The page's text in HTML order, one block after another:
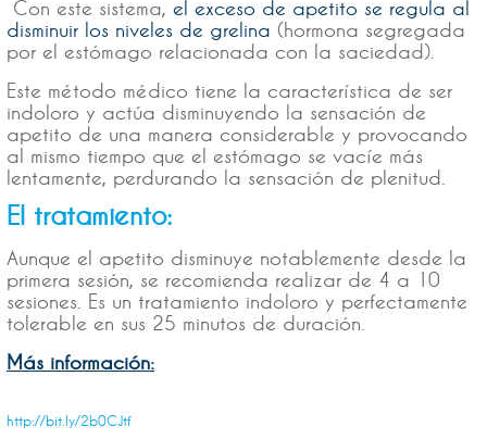
Con este sistema, el exceso de apetito se regula al
disminuir los niveles de grelina (hormona segregada
por el estómago relacionada con la saciedad).
Este método médico tiene la característica de ser
indoloro y actúa disminuyendo la sensación de
apetito de una manera considerable y provocando
al mismo tiempo que el estómago se vacíe más
lentamente, perdurando la sensación de plenitud.
El tratamiento:
Aunque el apetito disminuye notablemente desde la
primera sesión, se recomienda realizar de 4 a 10
sesiones.
Es un tratamiento indoloro y perfectamente
tolerable en sus 25 minutos de duración.
Más información:
http://bit.ly/2b0CJtf